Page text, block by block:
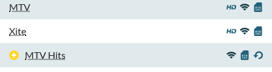
MTV
Xite
MTV Hits